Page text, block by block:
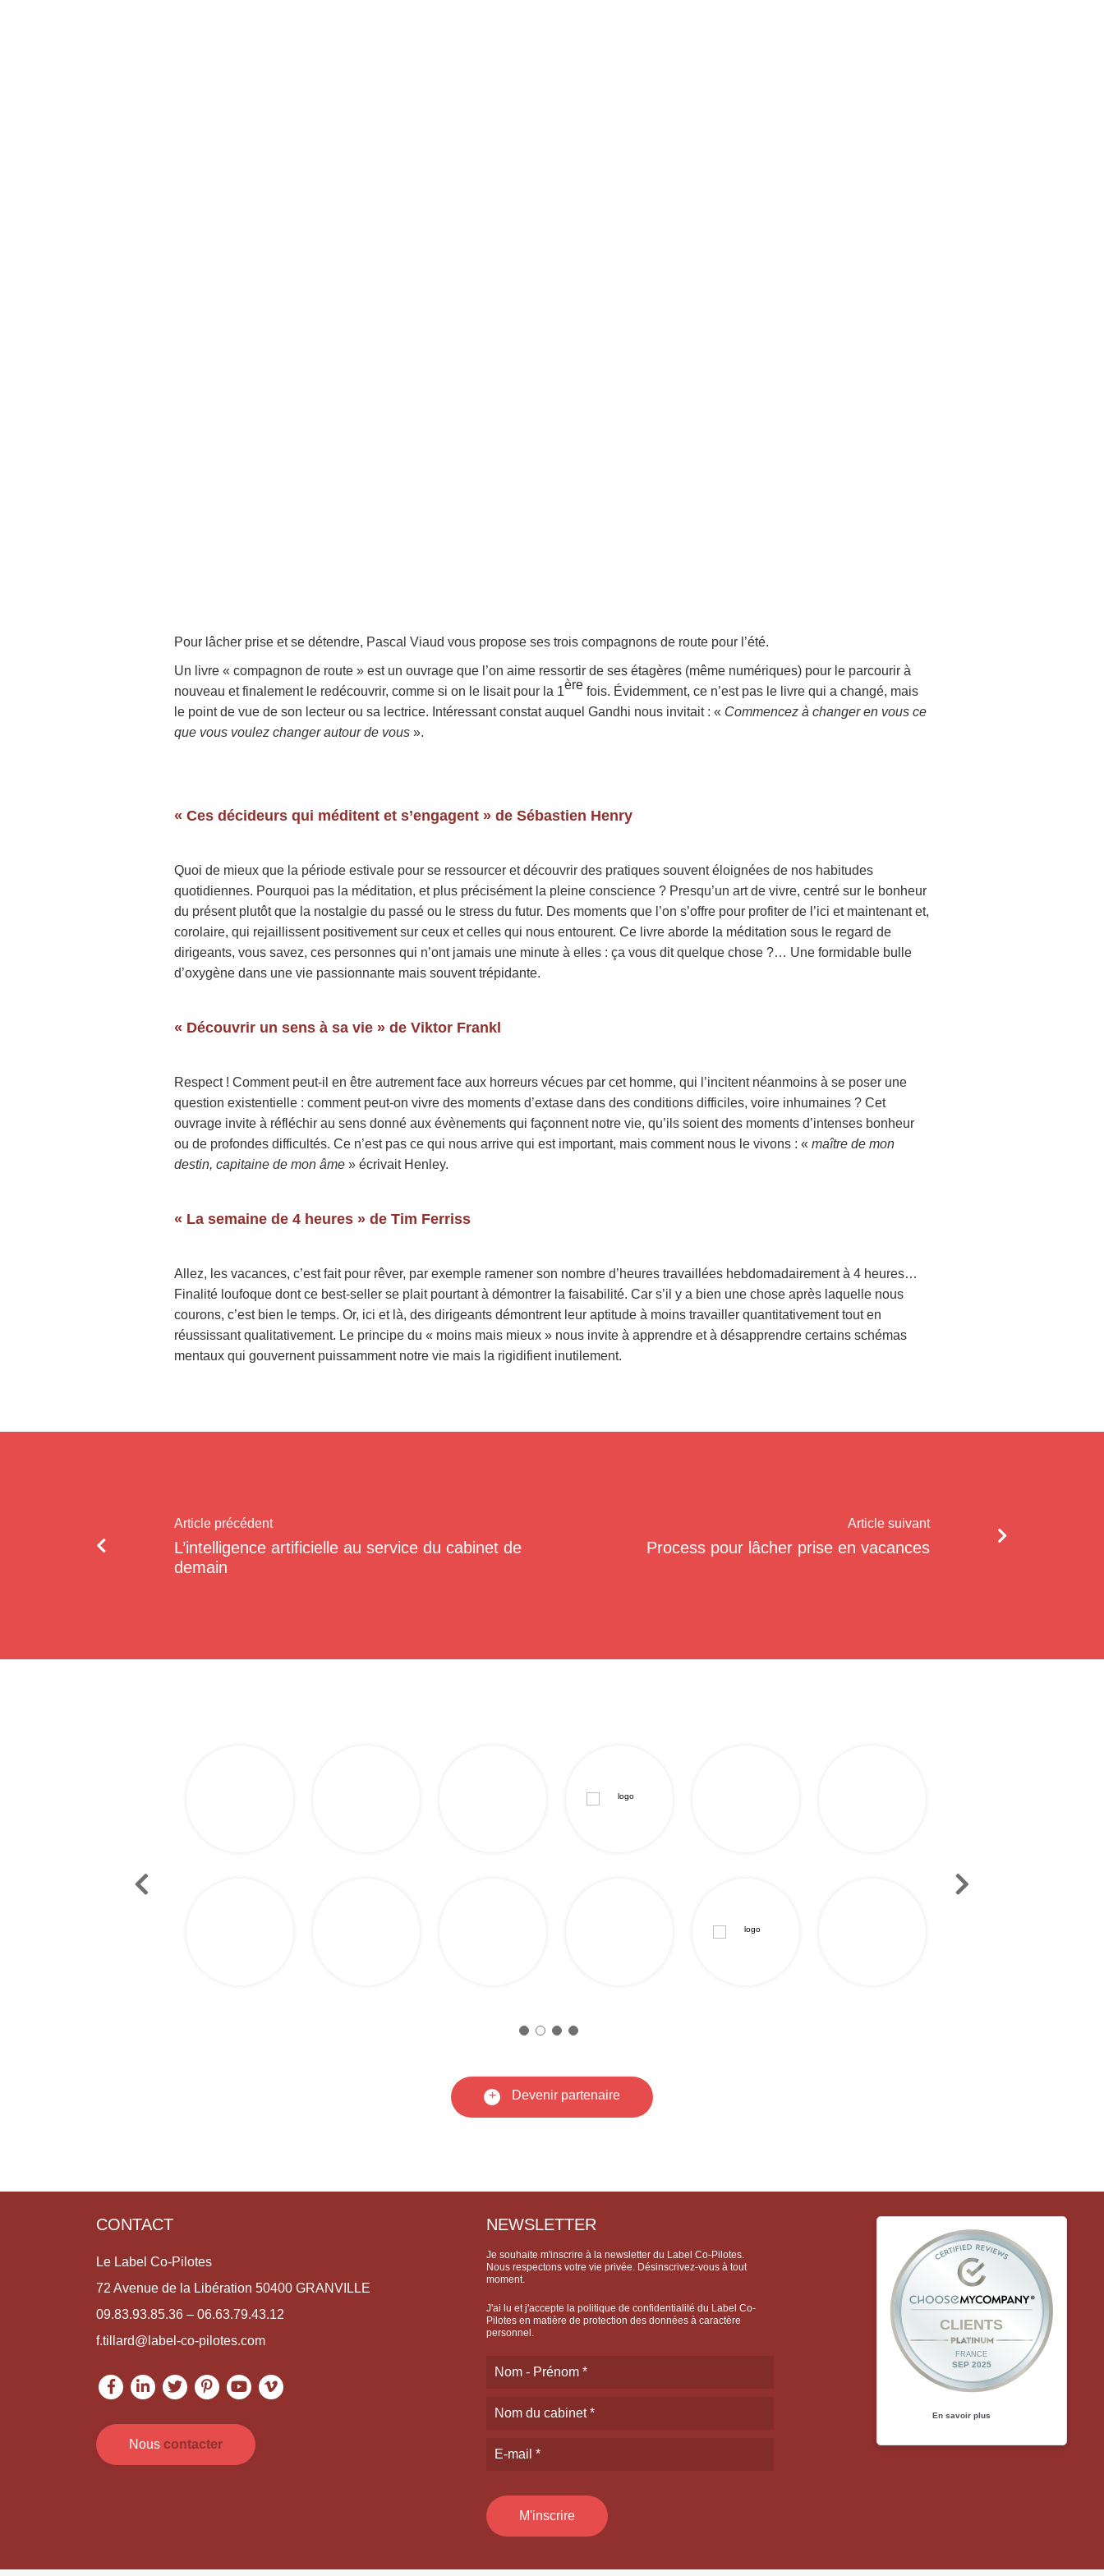
Pour lâcher prise et se détendre, Pascal Viaud vous propose ses trois compagnons de route pour l’été.
Un livre « compagnon de route » est un ouvrage que l’on aime ressortir de ses étagères (même numériques) pour le parcourir à
nouveau et finalement le redécouvrir, comme si on le lisait pour la 1ère fois. Évidemment, ce n’est pas le livre qui a changé, mais
le point de vue de son lecteur ou sa lectrice. Intéressant constat auquel Gandhi nous invitait : « Commencez à changer en vous ce
que vous voulez changer autour de vous ».
« Ces décideurs qui méditent et s’engagent » de Sébastien Henry
Quoi de mieux que la période estivale pour se ressourcer et découvrir des pratiques souvent éloignées de nos habitudes
quotidiennes. Pourquoi pas la méditation, et plus précisément la pleine conscience ? Presqu’un art de vivre, centré sur le bonheur
du présent plutôt que la nostalgie du passé ou le stress du futur. Des moments que l’on s’offre pour profiter de l’ici et maintenant et,
corolaire, qui rejaillissent positivement sur ceux et celles qui nous entourent. Ce livre aborde la méditation sous le regard de
dirigeants, vous savez, ces personnes qui n’ont jamais une minute à elles : ça vous dit quelque chose ?… Une formidable bulle
d’oxygène dans une vie passionnante mais souvent trépidante.
« Découvrir un sens à sa vie » de Viktor Frankl
Respect ! Comment peut-il en être autrement face aux horreurs vécues par cet homme, qui l’incitent néanmoins à se poser une
question existentielle : comment peut-on vivre des moments d’extase dans des conditions difficiles, voire inhumaines ? Cet
ouvrage invite à réfléchir au sens donné aux évènements qui façonnent notre vie, qu’ils soient des moments d’intenses bonheur
ou de profondes difficultés. Ce n’est pas ce qui nous arrive qui est important, mais comment nous le vivons : « maître de mon
destin, capitaine de mon âme » écrivait Henley.
« La semaine de 4 heures » de Tim Ferriss
Allez, les vacances, c’est fait pour rêver, par exemple ramener son nombre d’heures travaillées hebdomadairement à 4 heures…
Finalité loufoque dont ce best-seller se plait pourtant à démontrer la faisabilité. Car s’il y a bien une chose après laquelle nous
courons, c’est bien le temps. Or, ici et là, des dirigeants démontrent leur aptitude à moins travailler quantitativement tout en
réussissant qualitativement. Le principe du « moins mais mieux » nous invite à apprendre et à désapprendre certains schémas
mentaux qui gouvernent puissamment notre vie mais la rigidifient inutilement.
Article précédent
L’intelligence artificielle au service du cabinet de
demain
Article suivant
Process pour lâcher prise en vacances
+ Devenir partenaire
CONTACT
Le Label Co-Pilotes
72 Avenue de la Libération 50400 GRANVILLE
09.83.93.85.36 – 06.63.79.43.12
f.tillard@label-co-pilotes.com
Nous contacter
NEWSLETTER
Je souhaite m'inscrire à la newsletter du Label Co-Pilotes.
Nous respectons votre vie privée. Désinscrivez-vous à tout
moment.
J'ai lu et j'accepte la politique de confidentialité du Label Co-
Pilotes en matière de protection des données à caractère
personnel.